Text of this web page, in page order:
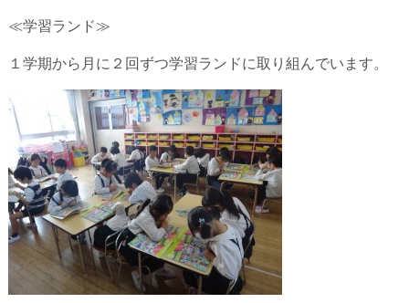
≪学習ランド≫
１学期から月に２回ずつ学習ランドに取り組んでいます。